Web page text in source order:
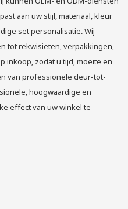
aan uw stijl, materiaal, kleur
set personalisatie. Wij
tot rekwisieten, verpakkingen,
inkoop, zodat u tijd, moeite en
van professionele deur-tot-
hoogwaardige en
effect van uw winkel te